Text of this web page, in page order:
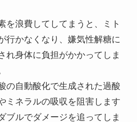
を浪費してしてまうと、ミト
行かなくなり、嫌気性解糖に
れ身体に負担がかかってしま
の自動酸化で生成された過酸
ミネラルの吸収を阻害します
ブルでダメージを追ってしま